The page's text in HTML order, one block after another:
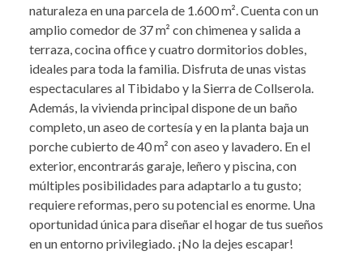
naturaleza en una parcela de 1.600 m². Cuenta con un
amplio comedor de 37 m² con chimenea y salida a
terraza, cocina office y cuatro dormitorios dobles,
ideales para toda la familia. Disfruta de unas vistas
espectaculares al Tibidabo y la Sierra de Collserola.
Además, la vivienda principal dispone de un baño
completo, un aseo de cortesía y en la planta baja un
porche cubierto de 40 m² con aseo y lavadero. En el
exterior, encontrarás garaje, leñero y piscina, con
múltiples posibilidades para adaptarlo a tu gusto;
requiere reformas, pero su potencial es enorme. Una
oportunidad única para diseñar el hogar de tus sueños
en un entorno privilegiado. ¡No la dejes escapar!